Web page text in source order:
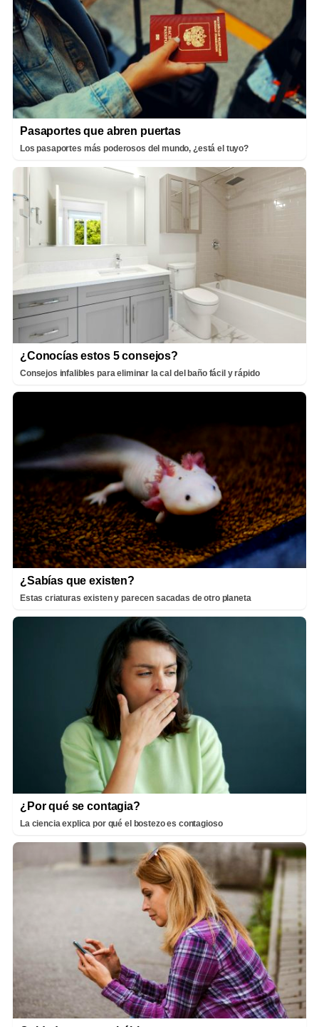
Pasaportes que abren puertas
Los pasaportes más poderosos del mundo, ¿está el tuyo?
¿Conocías estos 5 consejos?
Consejos infalibles para eliminar la cal del baño fácil y rápido
¿Sabías que existen?
Estas criaturas existen y parecen sacadas de otro planeta
¿Por qué se contagia?
La ciencia explica por qué el bostezo es contagioso